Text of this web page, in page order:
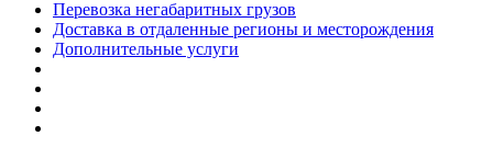
Перевозка негабаритных грузов
Доставка в отдаленные регионы и месторождения
Дополнительные услуги